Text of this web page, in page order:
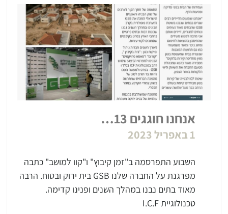
אנחנו חוגגים 13…
1 באפריל 2023
השבוע התפרסמה ב"זמן קיבוץ" ו"קוו למושב" כתבה
מפרגנת על החברה שלנו GSB בית ירוק ובטוח. הרבה
מאוד בתים נבנו במהלך השנים ופנינו קדימה.
טכנולוגיית I.C.F